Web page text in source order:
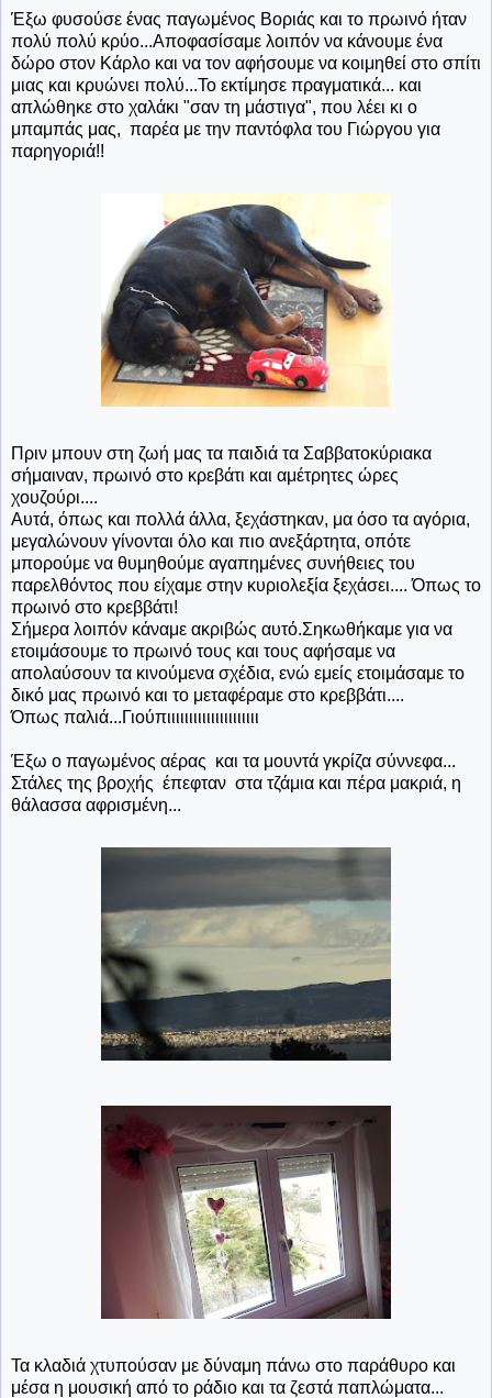
Έξω φυσούσε ένας παγωμένος Βοριάς και το πρωινό ήταν
πολύ πολύ κρύο...Αποφασίσαμε λοιπόν να κάνουμε ένα
δώρο στον Κάρλο και να τον αφήσουμε να κοιμηθεί στο σπίτι
μιας και κρυώνει πολύ...Το εκτίμησε πραγματικά... και
απλώθηκε στο χαλάκι "σαν τη μάστιγα", που λέει κι ο
μπαμπάς μας, παρέα με την παντόφλα του Γιώργου για
παρηγοριά!!
Πριν μπουν στη ζωή μας τα παιδιά τα Σαββατοκύριακα
σήμαιναν, πρωινό στο κρεβάτι και αμέτρητες ώρες
χουζούρι....
Αυτά, όπως και πολλά άλλα, ξεχάστηκαν, μα όσο τα αγόρια,
μεγαλώνουν γίνονται όλο και πιο ανεξάρτητα, οπότε
μπορούμε να θυμηθούμε αγαπημένες συνήθειες του
παρελθόντος που είχαμε στην κυριολεξία ξεχάσει.... Όπως το
πρωινό στο κρεββάτι!
Σήμερα λοιπόν κάναμε ακριβώς αυτό.Σηκωθήκαμε για να
ετοιμάσουμε το πρωινό τους και τους αφήσαμε να
απολαύσουν τα κινούμενα σχέδια, ενώ εμείς ετοιμάσαμε το
δικό μας πρωινό και το μεταφέραμε στο κρεββάτι....
Όπως παλιά...Γιούπιιιιιιιιιιιιιιιιιιιιι
Έξω ο παγωμένος αέρας και τα μουντά γκρίζα σύννεφα...
Στάλες της βροχής έπεφταν στα τζάμια και πέρα μακριά, η
θάλασσα αφρισμένη...
Τα κλαδιά χτυπούσαν με δύναμη πάνω στο παράθυρο και
μέσα η μουσική από το ράδιο και τα ζεστά παπλώματα...